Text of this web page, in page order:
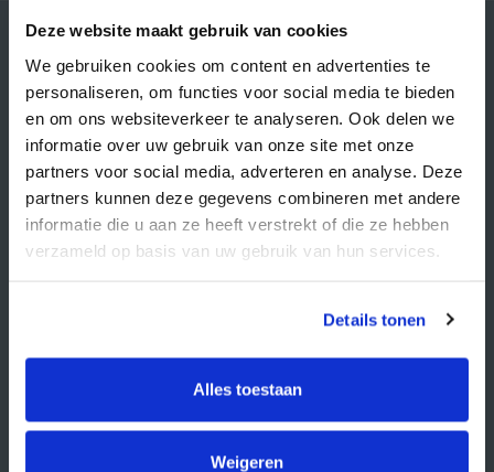
Deze website maakt gebruik van cookies
We gebruiken cookies om content en advertenties te
personaliseren, om functies voor social media te bieden
en om ons websiteverkeer te analyseren. Ook delen we
informatie over uw gebruik van onze site met onze
partners voor social media, adverteren en analyse. Deze
partners kunnen deze gegevens combineren met andere
informatie die u aan ze heeft verstrekt of die ze hebben
verzameld op basis van uw gebruik van hun services.
Details tonen
Alles toestaan
Weigeren
Contactgegevens
Supply Service B.V.
Nijverheidsstraat 25-K
+31 33 468 13 42
KvK nummer: 66384737
BTW nummer: NL856526605B01
Klantenservice